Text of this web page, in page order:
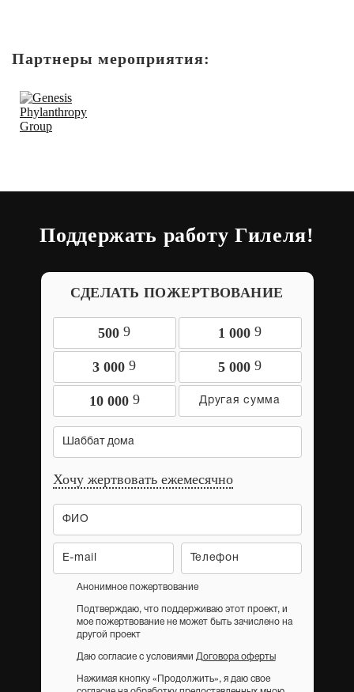
Партнеры мероприятия:
Поддержать работу Гилеля!
СДЕЛАТЬ ПОЖЕРТВОВАНИЕ
500 9 1 000 9
3 000 9 5 000 9
10 000 9
Шаббат дома
Хочу жертвовать ежемесячно
Анонимное пожертвование
Подтверждаю, что поддерживаю этот проект, и
мое пожертвование не может быть зачислено на
другой проект
Даю согласие с условиями Договора оферты
Нажимая кнопку «Продолжить», я даю свое